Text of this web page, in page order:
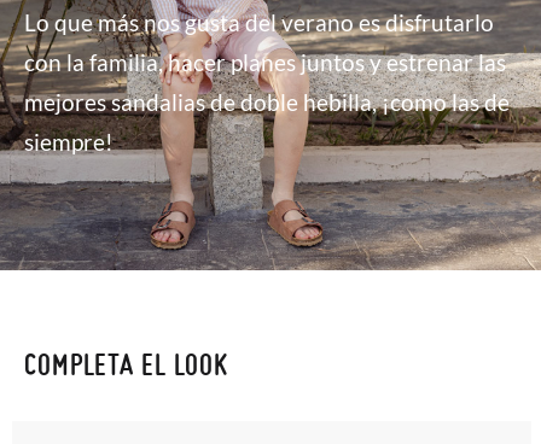
Lo que más nos gusta del verano es disfrutarlo
con la familia, hacer planes juntos y estrenar las
mejores sandalias de doble hebilla, ¡como las de
siempre!
COMPLETA EL LOOK